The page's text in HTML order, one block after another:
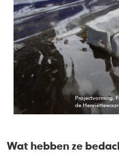
Projectvorming,
de
Wat hebben ze